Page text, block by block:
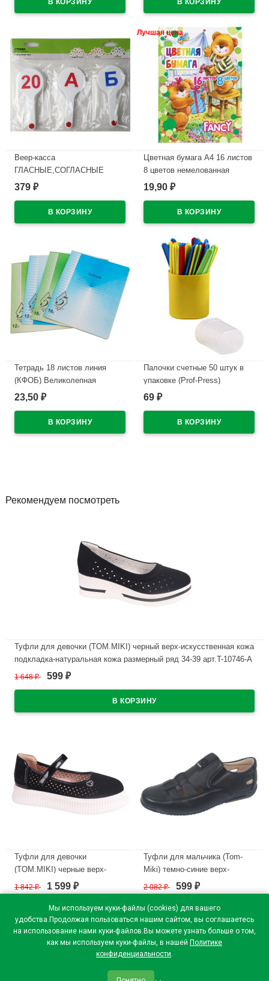
Мы используем куки-файлы (cookies) для вашего
удобства.Продолжая пользоваться нашим сайтом, вы соглашаетесь
на использование нами куки-файлов.Вы можете узнать больше о том,
как мы используем куки-файлы, в нашей Политике
конфиденциальности.
Веер-касса
ГЛАСНЫЕ,СОГЛАСНЫЕ
БУКВЫ И ЦИФРЫ СТАММ
379 ₽
Лучшая цена
Цветная бумага А4 16 листов
8 цветов немелованная
односторонняя Папка РАША
19,90 ₽
Тетрадь 18 листов линия
(КФОБ) Великолепная
пятерка ассорти арт TW 518
23,50 ₽
Палочки счетные 50 штук в
упаковке (Prof-Press)
Стандарт в пенале микс арт
69 ₽
Рекомендуем посмотреть
Туфли для девочки (TOM.MIKI) черный верх-искусственная кожа
подкладка-натуральная кожа размерный ряд 34-39 арт.T-10746-A
В наличии
1 648₽ 599 ₽
Туфли для девочки
(TOM.MIKI) черные верх-
искусственный нубук
подкладка-натуральная кожа
размерный ряд 32-37 арт.T-
10756-A
В наличии
1 842₽ 1 599 ₽
Туфли для мальчика (Tom-
Miki) темно-синие верх-
искусственная кожа
подкладка-натуральная
кожа+текстиль артикул
RR1604_B-9347-B
В наличии
2 082₽ 599 ₽